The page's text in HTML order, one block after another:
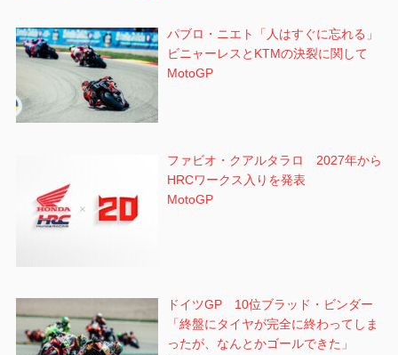
パブロ・ニエト「人はすぐに忘れる」
ビニャーレスとKTMの決裂に関して
MotoGP
ファビオ・クアルタラロ 2027年から
HRCワークス入りを発表
MotoGP
ドイツGP 10位ブラッド・ビンダー
「終盤にタイヤが完全に終わってしま
ったが、なんとかゴールできた」